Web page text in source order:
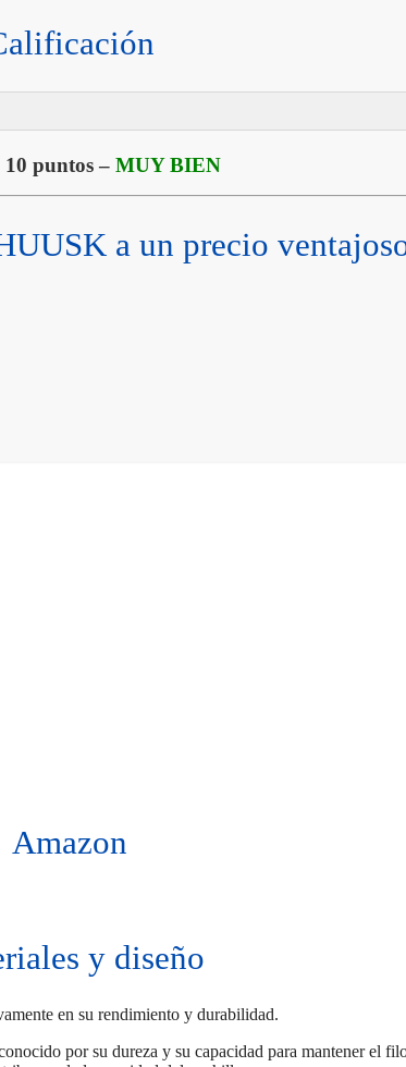
10 puntos – MUY BIEN
a un precio
Amazon
y diseño
en su rendimiento y durabilidad.
por su dureza y su capacidad para mantener el